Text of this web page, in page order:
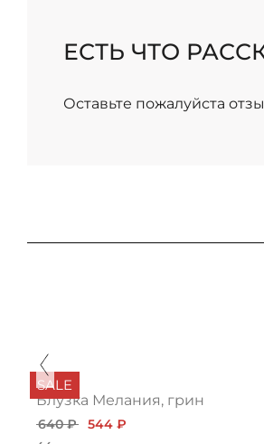
/
ЕСТЬ ЧТО
Оставьте пожалуйста
SALE
Блузка Мелания, грин
640 ₽ 544 ₽